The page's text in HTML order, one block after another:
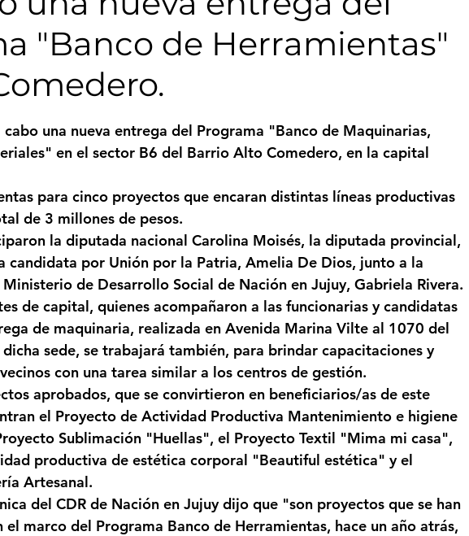
Mascotas Entrevistas Historias Economía Politica
Femicidio Incendios
"Banco de Herramientas"
cabo una nueva entrega del Programa "Banco de Maquinarias,
en el sector B6 del Barrio Alto Comedero, en la capital
para cinco proyectos que encaran distintas líneas productivas
de 3 millones de pesos.
la diputada nacional Carolina Moisés, la diputada provincial,
candidata por Unión por la Patria, Amelia De Dios, junto a la
Ministerio de Desarrollo Social de Nación en Jujuy, Gabriela Rivera.
de capital, quienes acompañaron a las funcionarias y candidatas
de maquinaria, realizada en Avenida Marina Vilte al 1070 del
sede, se trabajará también, para brindar capacitaciones y
con una tarea similar a los centros de gestión.
aprobados, que se convirtieron en beneficiarios/as de este
el Proyecto de Actividad Productiva Mantenimiento e higiene
Sublimación "Huellas", el Proyecto Textil "Mima mi casa",
productiva de estética corporal "Beautiful estética" y el
Artesanal.
del CDR de Nación en Jujuy dijo que "son proyectos que se han
marco del Programa Banco de Herramientas, hace un año atrás,